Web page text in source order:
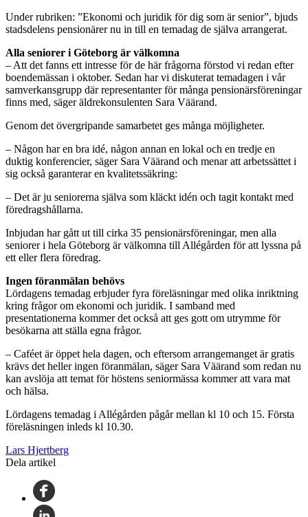
Under rubriken: ”Ekonomi och juridik för dig som är senior”, bjuds
stadsdelens pensionärer nu in till en temadag de själva arrangerat.
Alla seniorer i Göteborg är välkomna
– Att det fanns ett intresse för de här frågorna förstod vi redan efter
boendemässan i oktober. Sedan har vi diskuterat temadagen i vår
samverkansgrupp där representanter för många pensionärsföreningar
finns med, säger äldrekonsulenten Sara Väärand.
Genom det övergripande samarbetet ges många möjligheter.
– Någon har en bra idé, någon annan en lokal och en tredje en
duktig konferencier, säger Sara Väärand och menar att arbetssättet i
sig också garanterar en kvalitetssäkring:
– Det är ju seniorerna själva som kläckt idén och tagit kontakt med
föredragshållarna.
Inbjudan har gått ut till cirka 35 pensionärsföreningar, men alla
seniorer i hela Göteborg är välkomna till Allégården för att lyssna på
ett eller flera föredrag.
Ingen föranmälan behövs
Lördagens temadag erbjuder fyra föreläsningar med olika inriktning
kring frågor om ekonomi och juridik. I samband med
presentationerna kommer det också att ges gott om utrymme för
besökarna att ställa egna frågor.
– Caféet är öppet hela dagen, och eftersom arrangemanget är gratis
krävs det heller ingen föranmälan, säger Sara Väärand som redan nu
kan avslöja att temat för höstens seniormässa kommer att vara mat
och hälsa.
Lördagens temadag i Allégården pågår mellan kl 10 och 15. Första
föreläsningen inleds kl 10.30.
Lars Hjertberg
Dela artikel